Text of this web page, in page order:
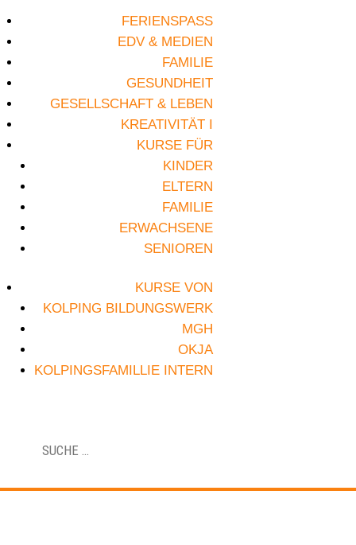
FERIENSPASS
EDV & MEDIEN
FAMILIE
GESUNDHEIT
GESELLSCHAFT & LEBEN
KREATIVITÄT I
KURSE FÜR
KINDER
ELTERN
FAMILIE
ERWACHSENE
SENIOREN
KURSE VON
KOLPING BILDUNGSWERK
MGH
OKJA
KOLPINGSFAMILLIE INTERN